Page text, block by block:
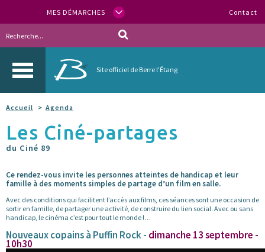
MES DÉMARCHES Contact
Site officiel de Berre l'Étang
Accueil Agenda
Les Ciné-partages
du Ciné 89
Ce rendez-vous invite les personnes atteintes de handicap et leur
famille à des moments simples de partage d’un film en salle.
Avec des conditions qui facilitent l’accès aux films, ces séances sont une occasion de
sortir en famille, de partager une activité, de construire du lien social. Avec ou sans
handicap, le cinéma c’est pour tout le monde !…
Nouveaux copains à Puffin Rock - dimanche 13 septembre -
10h30